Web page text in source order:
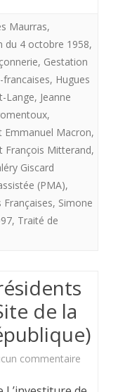
!
Maurras,
du 4 octobre 1958,
, Gestation
, Hugues
Lange, Jeanne
,
Emmanuel Macron,
François Mitterand,
Giscard
(PMA),
Françaises, Simone
, Traité de
de la
commentaire